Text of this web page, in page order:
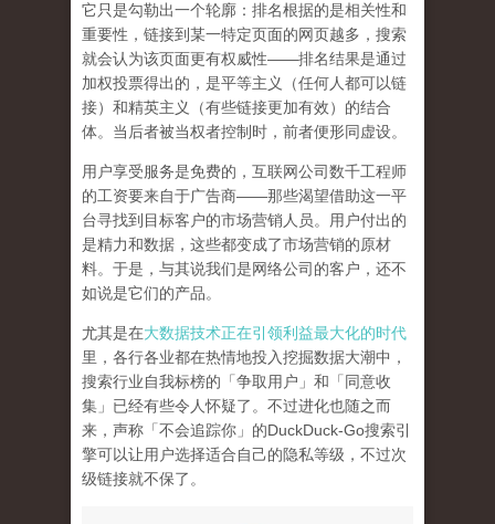
它只是勾勒出一个轮廓：排名根据的是相关性和
重要性，链接到某一特定页面的网页越多，搜索
就会认为该页面更有权威性——排名结果是通过
加权投票得出的，是平等主义（任何人都可以链
接）和精英主义（有些链接更加有效）的结合
体。 当后者被当权者控制时，前者便形同虚设。
用户享受服务是免费的，互联网公司数千工程师
的工资要来自于广告商——那些渴望借助这一平
台寻找到目标客户的市场营销人员。用户付出的
是精力和数据，这些都变成了市场营销的原材
料。于是， 与其说我们是网络公司的客户，还不
如说是它们的产品。
尤其是在大数据技术正在引领利益最大化的时代
里，各行各业都在热情地投入挖掘数据大潮中，
搜索行业自我标榜的「争取用户」和「同意收
集」已经有些令人怀疑了。不过进化也随之而
来，声称「不会追踪你」的DuckDuck-Go搜索引
擎可以让用户选择适合自己的隐私等级，不过次
级链接就不保了。